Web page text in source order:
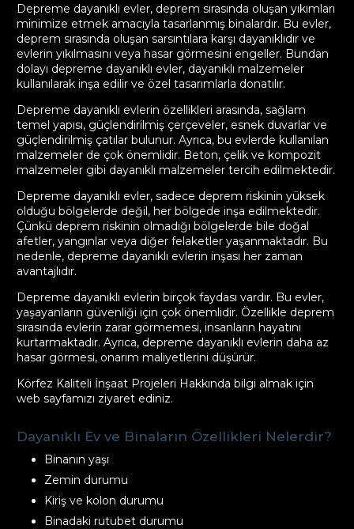
Depreme dayanıklı evler, deprem sırasında oluşan yıkımları
minimize etmek amacıyla tasarlanmış binalardır. Bu evler,
deprem sırasında oluşan sarsıntılara karşı dayanıklıdır ve
evlerin yıkılmasını veya hasar görmesini engeller. Bundan
dolayı depreme dayanıklı evler, dayanıklı malzemeler
kullanılarak inşa edilir ve özel tasarımlarla donatılır.
Depreme dayanıklı evlerin özellikleri arasında, sağlam
temel yapısı, güçlendirilmiş çerçeveler, esnek duvarlar ve
güçlendirilmiş çatılar bulunur. Ayrıca, bu evlerde kullanılan
malzemeler de çok önemlidir. Beton, çelik ve kompozit
malzemeler gibi dayanıklı malzemeler tercih edilmektedir.
Depreme dayanıklı evler, sadece deprem riskinin yüksek
olduğu bölgelerde değil, her bölgede inşa edilmektedir.
Çünkü deprem riskinin olmadığı bölgelerde bile doğal
afetler, yangınlar veya diğer felaketler yaşanmaktadır. Bu
nedenle, depreme dayanıklı evlerin inşası her zaman
avantajlıdır.
Depreme dayanıklı evlerin birçok faydası vardır. Bu evler,
yaşayanların güvenliği için çok önemlidir. Özellikle deprem
sırasında evlerin zarar görmemesi, insanların hayatını
kurtarmaktadır. Ayrıca, depreme dayanıklı evlerin daha az
hasar görmesi, onarım maliyetlerini düşürür.
Körfez Kaliteli İnşaat Projeleri Hakkında bilgi almak için
web sayfamızı ziyaret ediniz.
Dayanıklı Ev ve Binaların Özellikleri Nelerdir?
Binanın yaşı
Zemin durumu
Kiriş ve kolon durumu
Binadaki rutubet durumu